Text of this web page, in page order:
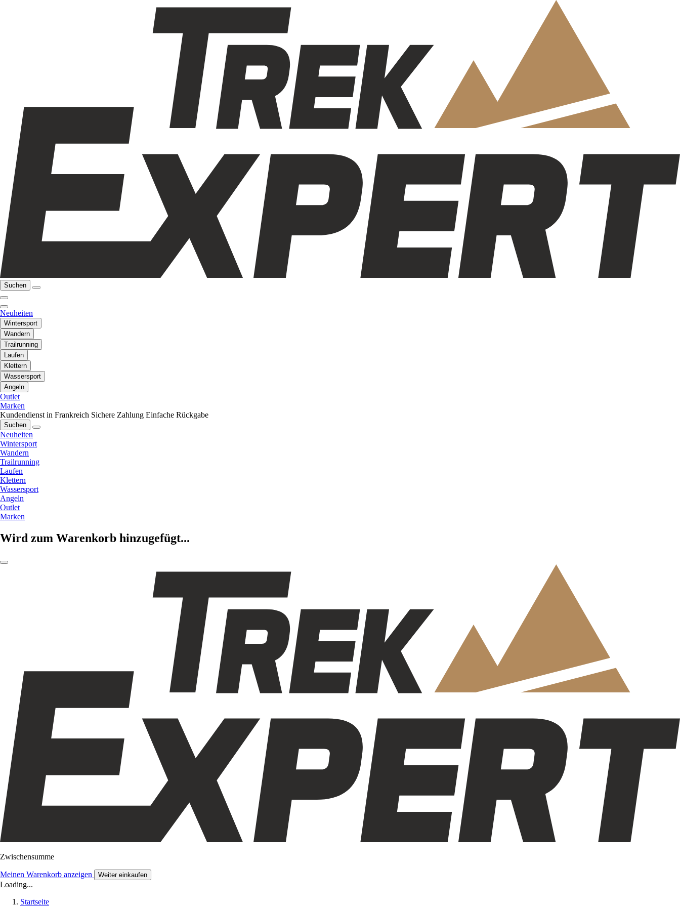
Suchen
Neuheiten
Wintersport
Wandern
Trailrunning
Laufen
Klettern
Wassersport
Angeln
Outlet
Marken
Kundendienst in Frankreich Sichere Zahlung Einfache Rückgabe
Suchen
Neuheiten
Wintersport
Wandern
Trailrunning
Laufen
Klettern
Wassersport
Angeln
Outlet
Marken
Wird zum Warenkorb hinzugefügt...
Zwischensumme
Meinen Warenkorb anzeigen Weiter einkaufen
Loading...
Startseite